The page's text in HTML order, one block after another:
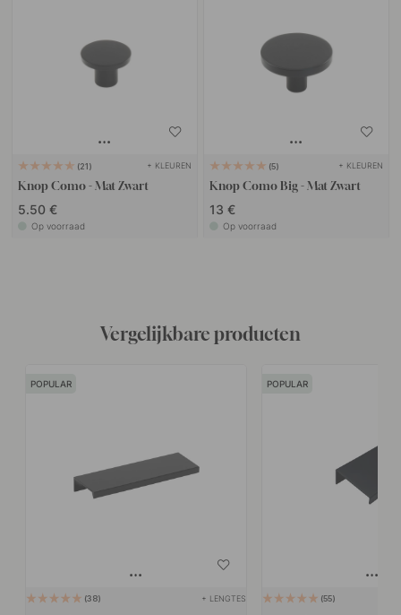
21 + KLEUREN
Knop Como - Mat Zwart
5.50 €
Op voorraad
5 + KLEUREN
Knop Como Big - Mat Zwart
13 €
Op voorraad
Vergelijkbare producten
POPULAR
38 + LENGTES
POPULAR
55